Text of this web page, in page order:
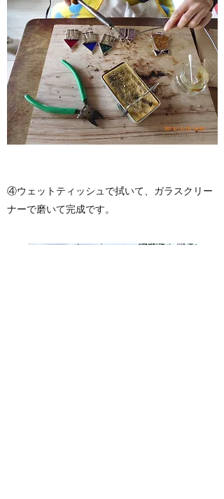
④ウェットティッシュで拭いて、ガラスクリー
ナーで磨いて完成です。